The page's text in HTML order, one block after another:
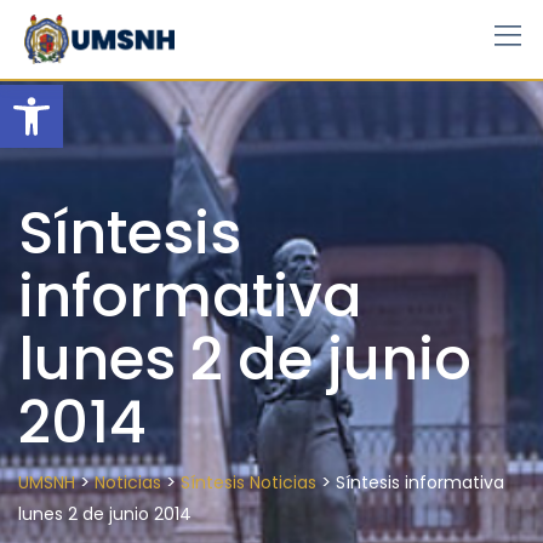
Open toolbar
Skip
content
Síntesis
informativa
lunes 2 de junio
2014
UMSNH>Noticias>Síntesis Noticias> Síntesis informativa
lunes 2 de junio 2014